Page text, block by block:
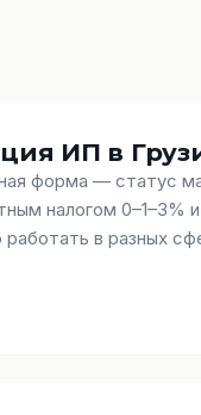
ИП в
форма — статус
налогом 0–1–3% и
в разных